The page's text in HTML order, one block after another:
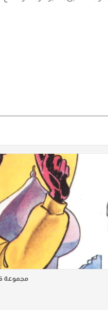
مجموعة